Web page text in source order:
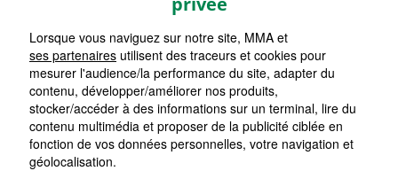
Lorsque vous naviguez sur notre site, MMA et
ses partenaires utilisent des traceurs et cookies pour
mesurer l'audience/la performance du site, adapter du
contenu, développer/améliorer nos produits,
stocker/accéder à des informations sur un terminal, lire du
contenu multimédia et proposer de la publicité ciblée en
fonction de vos données personnelles, votre navigation et
géolocalisation.